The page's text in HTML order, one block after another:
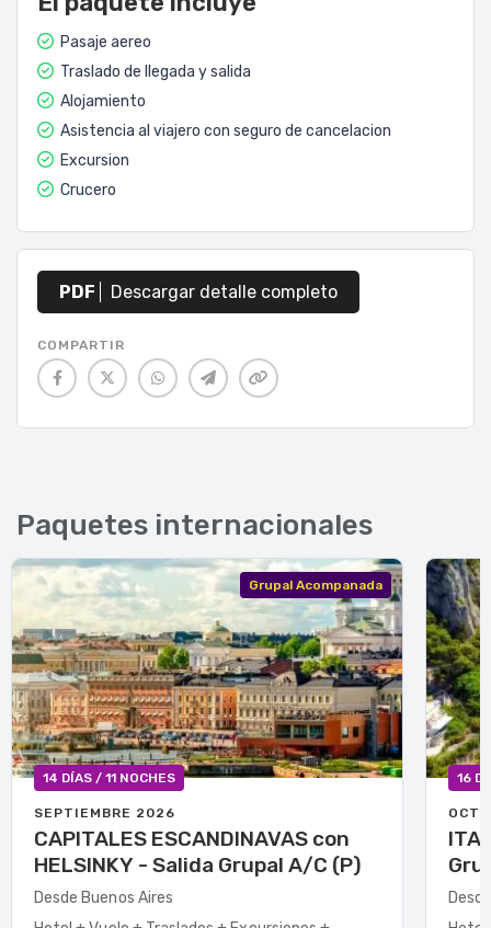
Pasaje aereo
Traslado de llegada y salida
Alojamiento
Asistencia al viajero con seguro de cancelacion
Excursion
Crucero
PDF Descargar detalle completo
COMPARTIR
Paquetes internacionales
Grupal Acompanada
14 DÍAS / 11 NOCHES
SEPTIEMBRE 2026
CAPITALES ESCANDINAVAS con
HELSINKY - Salida Grupal A/C (P)
Desde Buenos Aires
16